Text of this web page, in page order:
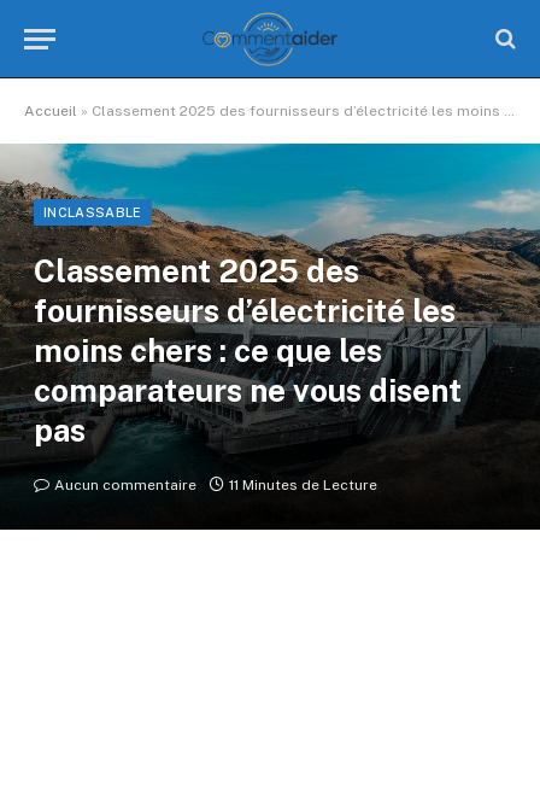
Accueil » Classement 2025 des fournisseurs d’électricité les moins chers : ce que les comparateurs ne vous disent pas
INCLASSABLE
Classement 2025 des
fournisseurs d’électricité les
moins chers : ce que les
comparateurs ne vous disent
pas
Aucun commentaire 11 Minutes de Lecture